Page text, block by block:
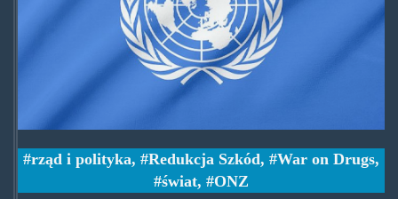
rząd i polityka, Redukcja Szkód, War on Drugs,
świat, ONZ